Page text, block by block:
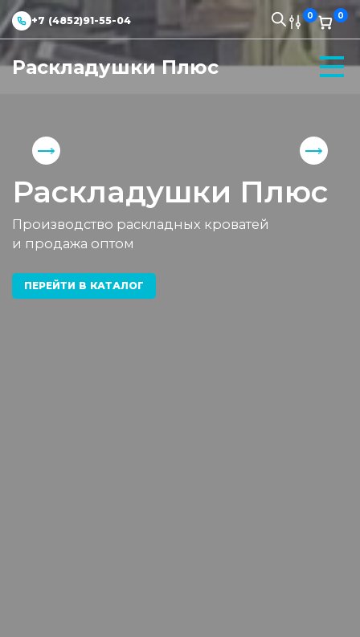
+7 (4852)91-55-04 0 0
Раскладушки Плюс
Раскладушки Плюс
Производство раскладных кроватей
и продажа оптом
ПЕРЕЙТИ В КАТАЛОГ